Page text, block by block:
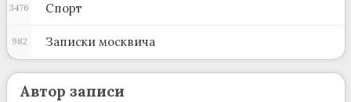
Спорт
3476
Записки москвича
982
Автор записи